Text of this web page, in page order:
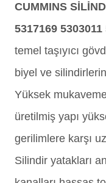
CUMMINS
5317169
temel taşıyıcı
biyel ve
Yüksek
üretilmiş yapı
gerilimlere karşı
Silindir yatakları